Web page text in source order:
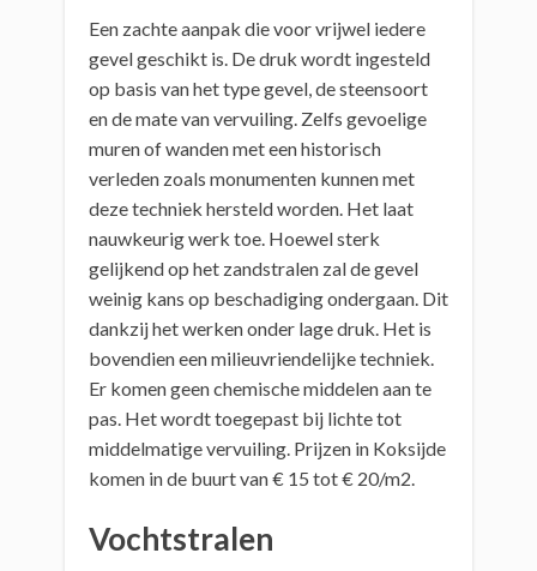
Een zachte aanpak die voor vrijwel iedere
gevel geschikt is. De druk wordt ingesteld
op basis van het type gevel, de steensoort
en de mate van vervuiling. Zelfs gevoelige
muren of wanden met een historisch
verleden zoals monumenten kunnen met
deze techniek hersteld worden. Het laat
nauwkeurig werk toe. Hoewel sterk
gelijkend op het zandstralen zal de gevel
weinig kans op beschadiging ondergaan. Dit
dankzij het werken onder lage druk. Het is
bovendien een milieuvriendelijke techniek.
Er komen geen chemische middelen aan te
pas. Het wordt toegepast bij lichte tot
middelmatige vervuiling. Prijzen in Koksijde
komen in de buurt van € 15 tot € 20/m2.
Vochtstralen